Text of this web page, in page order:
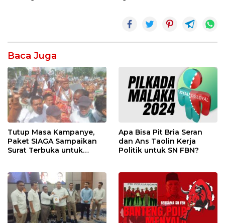
Baca Juga
Tutup Masa Kampanye,
Paket SIAGA Sampaikan
Surat Terbuka untuk
Apa Bisa Pit Bria Seran
dan Ans Taolin Kerja
Politik untuk SN FBN?